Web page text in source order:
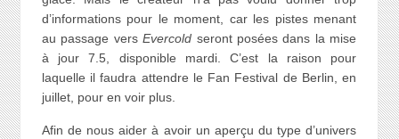
d’informations pour le moment, car les pistes menant
au passage versEvercold seront posées dans la mise
à jour 7.5, disponible mardi. C’est la raison pour
laquelle il faudra attendre le Fan Festival de Berlin, en
juillet, pour en voir plus.
Afin de nous aider à avoir un aperçu du type d’univers